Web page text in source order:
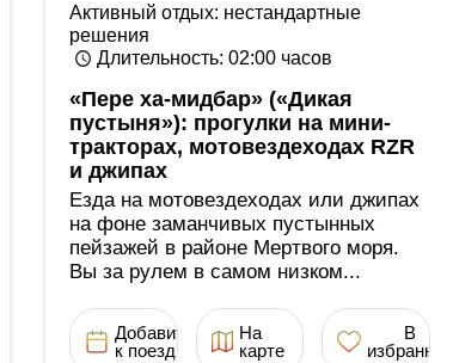
Активный отдых: нестандартные
решения
Длительность: 02:00 часов
«Пере ха-мидбар» («Дикая
пустыня»): прогулки на мини-
тракторах, мотовездеходах RZR
и джипах
Езда на мотовездеходах или джипах
на фоне заманчивых пустынных
пейзажей в районе Мертвого моря.
Вы за рулем в самом низком...
Добавить
к поездке
На
карте
В
избранное